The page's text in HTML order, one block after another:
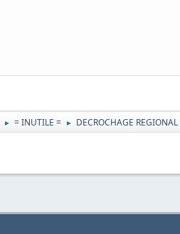
► = INUTILE = ► DECROCHAGE